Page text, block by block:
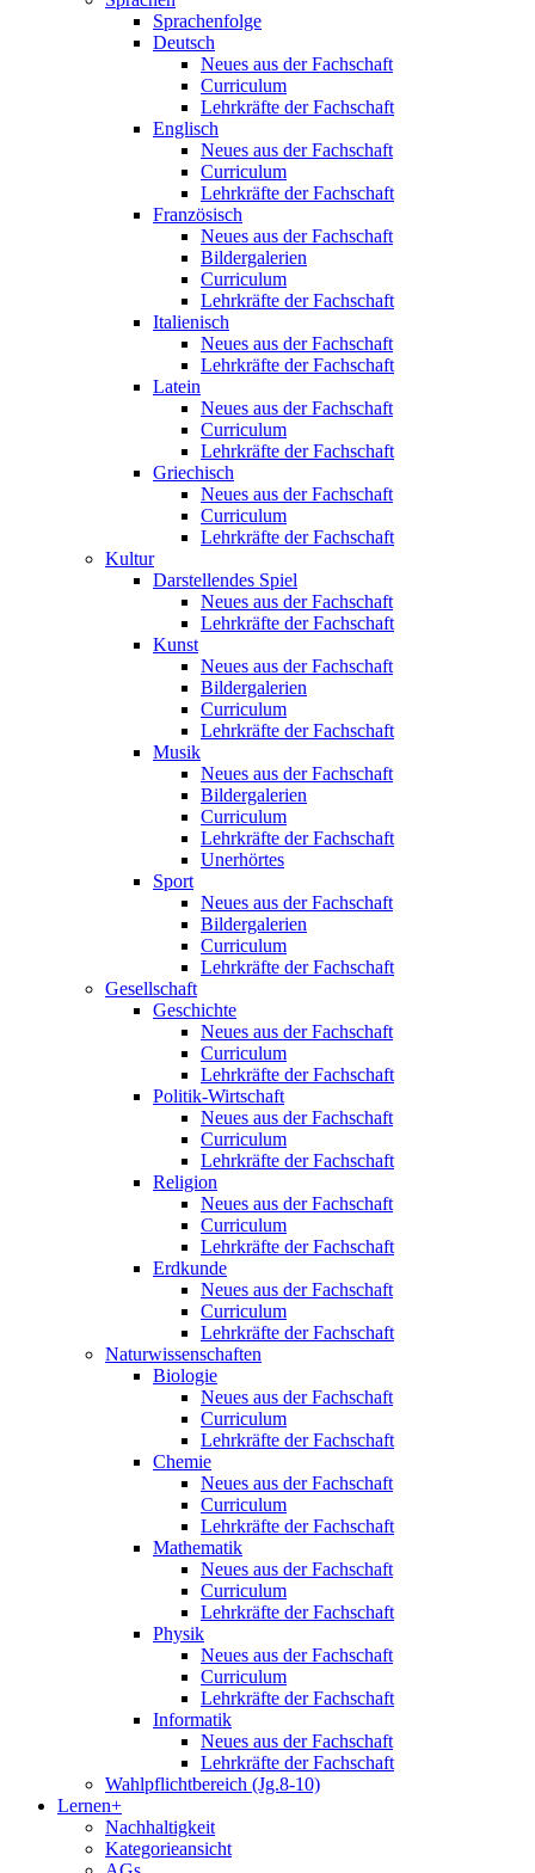
Sprachenfolge
Deutsch
Neues aus der Fachschaft
Curriculum
Lehrkräfte der Fachschaft
Englisch
Neues aus der Fachschaft
Curriculum
Lehrkräfte der Fachschaft
Französisch
Neues aus der Fachschaft
Bildergalerien
Curriculum
Lehrkräfte der Fachschaft
Italienisch
Neues aus der Fachschaft
Lehrkräfte der Fachschaft
Latein
Neues aus der Fachschaft
Curriculum
Lehrkräfte der Fachschaft
Griechisch
Neues aus der Fachschaft
Curriculum
Lehrkräfte der Fachschaft
Kultur
Darstellendes Spiel
Neues aus der Fachschaft
Lehrkräfte der Fachschaft
Kunst
Neues aus der Fachschaft
Bildergalerien
Curriculum
Lehrkräfte der Fachschaft
Musik
Neues aus der Fachschaft
Bildergalerien
Curriculum
Lehrkräfte der Fachschaft
Unerhörtes
Sport
Neues aus der Fachschaft
Bildergalerien
Curriculum
Lehrkräfte der Fachschaft
Gesellschaft
Geschichte
Neues aus der Fachschaft
Curriculum
Lehrkräfte der Fachschaft
Politik-Wirtschaft
Neues aus der Fachschaft
Curriculum
Lehrkräfte der Fachschaft
Religion
Neues aus der Fachschaft
Curriculum
Lehrkräfte der Fachschaft
Erdkunde
Neues aus der Fachschaft
Curriculum
Lehrkräfte der Fachschaft
Naturwissenschaften
Biologie
Neues aus der Fachschaft
Curriculum
Lehrkräfte der Fachschaft
Chemie
Neues aus der Fachschaft
Curriculum
Lehrkräfte der Fachschaft
Mathematik
Neues aus der Fachschaft
Curriculum
Lehrkräfte der Fachschaft
Physik
Neues aus der Fachschaft
Curriculum
Lehrkräfte der Fachschaft
Informatik
Neues aus der Fachschaft
Lehrkräfte der Fachschaft
Wahlpflichtbereich (Jg.8-10)
Lernen+
Nachhaltigkeit
Kategorieansicht